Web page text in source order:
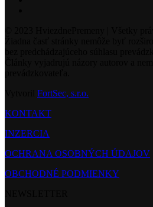
FortSec, s.r.o.
KONTAKT
INZERCIA
OCHRANA OSOBNÝCH ÚDAJOV
OBCHODNÉ PODMIENKY